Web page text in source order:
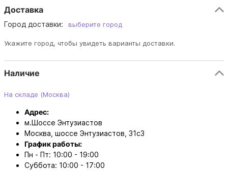
Доставка
Город доставки: выберите город
Укажите город, чтобы увидеть варианты доставки.
Наличие
На складе (Москва)
Адрес:
м.Шоссе Энтузиастов
Москва, шоссе Энтузиастов, 31с3
График работы:
Пн - Пт: 10:00 - 19:00
Суббота: 10:00 - 17:00